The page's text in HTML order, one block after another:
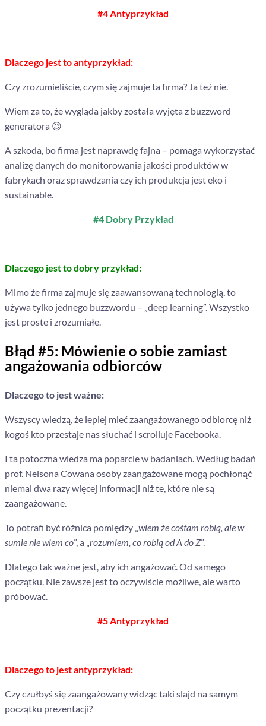
#4 Antyprzykład
Dlaczego jest to antyprzykład:
Czy zrozumieliście, czym się zajmuje ta firma? Ja też nie.
Wiem za to, że wygląda jakby została wyjęta z buzzword
generatora 😉
A szkoda, bo firma jest naprawdę fajna – pomaga wykorzystać
analizę danych do monitorowania jakości produktów w
fabrykach oraz sprawdzania czy ich produkcja jest eko i
sustainable.
#4 Dobry Przykład
Dlaczego jest to dobry przykład:
Mimo że firma zajmuje się zaawansowaną technologią, to
używa tylko jednego buzzwordu – „deep learning”. Wszystko
jest proste i zrozumiałe.
Błąd #5: Mówienie o sobie zamiast
angażowania odbiorców
Dlaczego to jest ważne:
Wszyscy wiedzą, że lepiej mieć zaangażowanego odbiorcę niż
kogoś kto przestaje nas słuchać i scrolluje Facebooka.
I ta potoczna wiedza ma poparcie w badaniach. Według badań
prof. Nelsona Cowana osoby zaangażowane mogą pochłonąć
niemal dwa razy więcej informacji niż te, które nie są
zaangażowane.
To potrafi być różnica pomiędzy „wiem że cośtam robią, ale w
sumie nie wiem co”, a „rozumiem, co robią od A do Z”.
Dlatego tak ważne jest, aby ich angażować. Od samego
początku. Nie zawsze jest to oczywiście możliwe, ale warto
próbować.
#5 Antyprzykład
Dlaczego to jest antyprzykład:
Czy czułbyś się zaangażowany widząc taki slajd na samym
początku prezentacji?